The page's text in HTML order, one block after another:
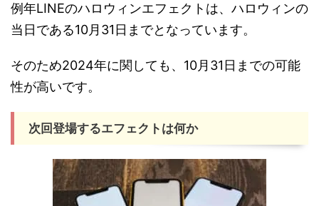
例年LINEのハロウィンエフェクトは、ハロウィンの
当日である10月31日までとなっています。
そのため2024年に関しても、10月31日までの可能
性が高いです。
次回登場するエフェクトは何か